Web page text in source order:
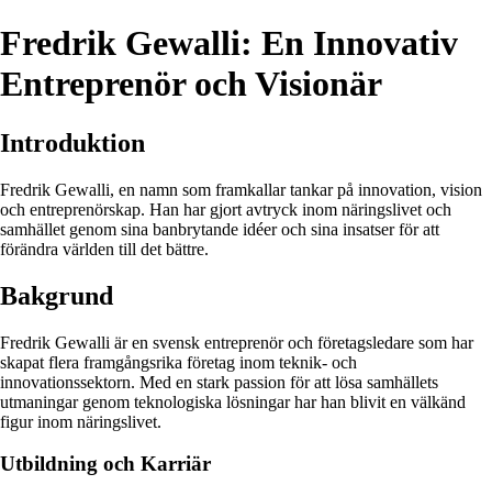
Fredrik Gewalli: En Innovativ
Entreprenör och Visionär
Introduktion
Fredrik Gewalli, en namn som framkallar tankar på innovation, vision
och entreprenörskap. Han har gjort avtryck inom näringslivet och
samhället genom sina banbrytande idéer och sina insatser för att
förändra världen till det bättre.
Bakgrund
Fredrik Gewalli är en svensk entreprenör och företagsledare som har
skapat flera framgångsrika företag inom teknik- och
innovationssektorn. Med en stark passion för att lösa samhällets
utmaningar genom teknologiska lösningar har han blivit en välkänd
figur inom näringslivet.
Utbildning och Karriär